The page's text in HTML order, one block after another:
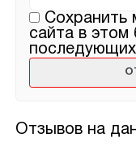
Отзывов на
Сохранить
сайта в этом